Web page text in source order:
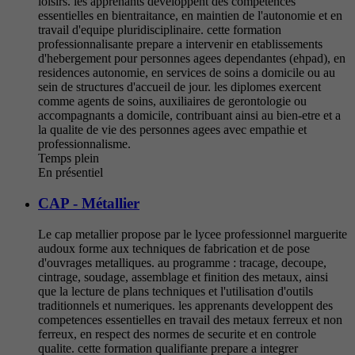
essentielles en bientraitance, en maintien de l'autonomie et en
travail d'equipe pluridisciplinaire. cette formation
professionnalisante prepare a intervenir en etablissements
d'hebergement pour personnes agees dependantes (ehpad), en
residences autonomie, en services de soins a domicile ou au
sein de structures d'accueil de jour. les diplomes exercent
comme agents de soins, auxiliaires de gerontologie ou
accompagnants a domicile, contribuant ainsi au bien-etre et a
la qualite de vie des personnes agees avec empathie et
professionnalisme.
Temps plein
En présentiel
CAP - Métallier
Le cap metallier propose par le lycee professionnel marguerite
audoux forme aux techniques de fabrication et de pose
d'ouvrages metalliques. au programme : tracage, decoupe,
cintrage, soudage, assemblage et finition des metaux, ainsi
que la lecture de plans techniques et l'utilisation d'outils
traditionnels et numeriques. les apprenants developpent des
competences essentielles en travail des metaux ferreux et non
ferreux, en respect des normes de securite et en controle
qualite. cette formation qualifiante prepare a integrer